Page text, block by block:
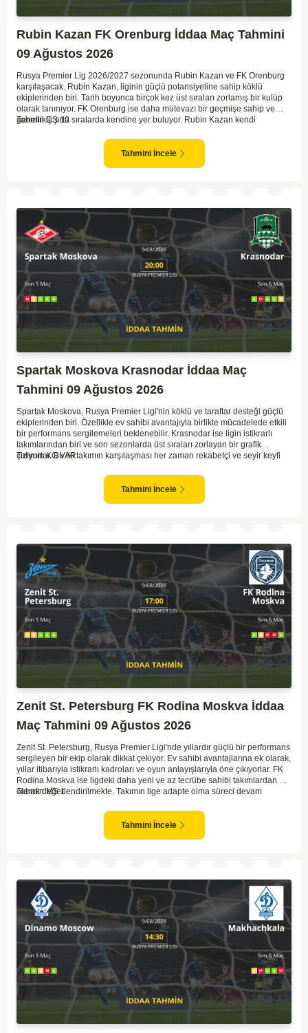
Rubin Kazan FK Orenburg İddaa Maç Tahmini
09 Ağustos 2026
Rusya Premier Lig 2026/2027 sezonunda Rubin Kazan ve FK Orenburg
karşılaşacak. Rubin Kazan, liginin güçlü potansiyeline sahip köklü
ekiplerinden biri. Tarih boyunca birçok kez üst sıraları zorlamış bir kulüp
olarak tanınıyor. FK Orenburg ise daha mütevazı bir geçmişe sahip ve
genellikle orta sıralarda kendine yer buluyor. Rubin Kazan kendi
gösteriyor. Toparlayacak olursak bu maçta ev sahibi ekibin bir adım önde
Tahmin ÇŞ 10
Tahmini İncele
Spartak Moskova Krasnodar İddaa Maç
Tahmini 09 Ağustos 2026
Spartak Moskova, Rusya Premier Ligi'nin köklü ve taraftar desteği güçlü
ekiplerinden biri. Özellikle ev sahibi avantajıyla birlikte mücadelede etkili
bir performans sergilemeleri beklenebilir. Krasnodar ise ligin istikrarlı
takımlarından biri ve son sezonlarda üst sıraları zorlayan bir grafik
çiziyorlar. Bu iki takımın karşılaşması her zaman rekabetçi ve seyir keyfi
çevirebilecek unsurlar barındırıyor. İki takımın geçmiş karşılaşmalarında
gol bulmakta zorlanmadıkları düşünülürse, bu maçta da her iki ekip gol
Tahmin KG VAR
Tahmini İncele
Zenit St. Petersburg FK Rodina Moskva İddaa
Maç Tahmini 09 Ağustos 2026
Zenit St. Petersburg, Rusya Premier Ligi'nde yıllardır güçlü bir performans
sergileyen bir ekip olarak dikkat çekiyor. Ev sahibi avantajlarına ek olarak,
yıllar itibarıyla istikrarlı kadroları ve oyun anlayışlarıyla öne çıkıyorlar. FK
Rodina Moskva ise ligdeki daha yeni ve az tecrübe sahibi takımlardan biri
olarak değerlendirilmekte. Takımın lige adapte olma süreci devam
Zenit'in ev sahibi avantajı ve daha tecrübeli kadrosu göz önüne
alındığında, maçın genel seyri Zenit'in kontrolünde geçebilir. Bu faktörlerle
birlikte, Zenit'in net bir galibiyete ulaşması olası görünüyor.
Tahmin MS 1
Tahmini İncele